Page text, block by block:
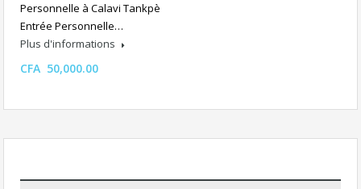
Personnelle à Calavi Tankpè
Entrée Personnelle…
Plus d'informations
CFA 50,000.00